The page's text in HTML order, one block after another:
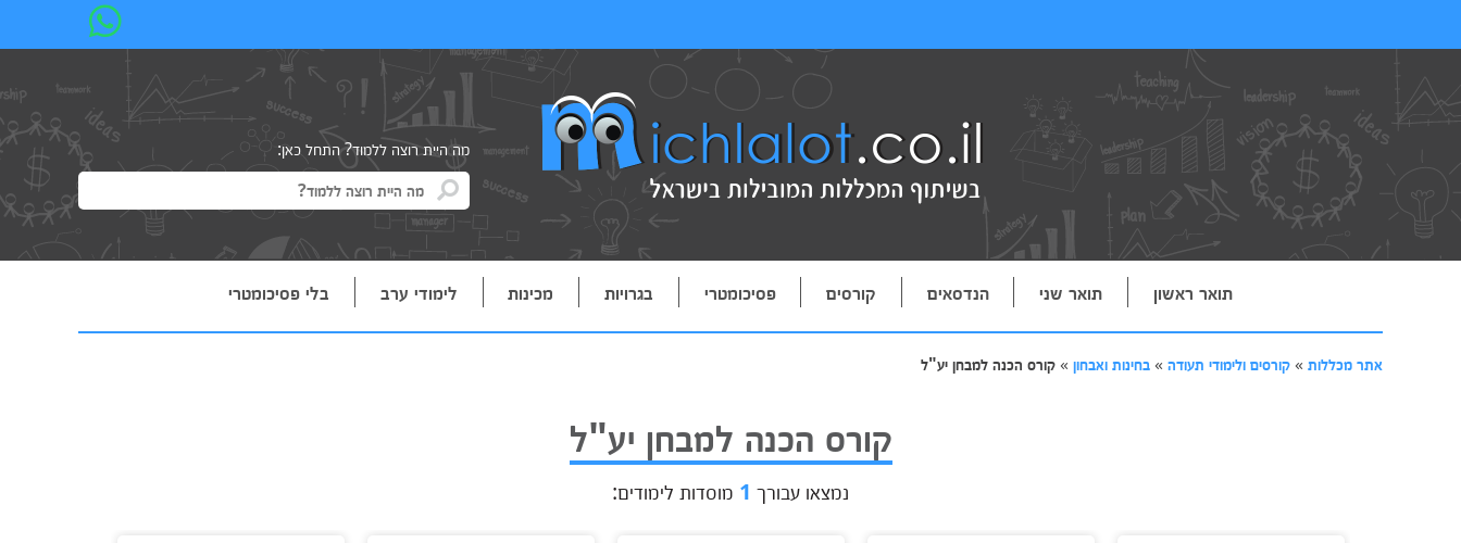
מה היית רוצה ללמוד? התחל כאן:
תואר ראשון תואר שני הנדסאים קורסים פסיכומטרי בגרויות מכינות לימודי ערב בלי פסיכומטרי
אתר מכללות » קורסים ולימודי תעודה » בחינות ואבחון » קורס הכנה למבחן יע"ל
קורס הכנה למבחן יע"ל
נמצאו עבורך 1 מוסדות לימודים: